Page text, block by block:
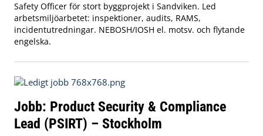
Safety Officer för stort byggprojekt i Sandviken. Led
arbetsmiljöarbetet: inspektioner, audits, RAMS,
incidentutredningar. NEBOSH/IOSH el. motsv. och flytande
engelska.
Jobb: Product Security & Compliance
Lead (PSIRT) – Stockholm